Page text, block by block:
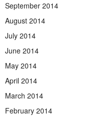
September 2014
August 2014
July 2014
June 2014
May 2014
April 2014
March 2014
February 2014